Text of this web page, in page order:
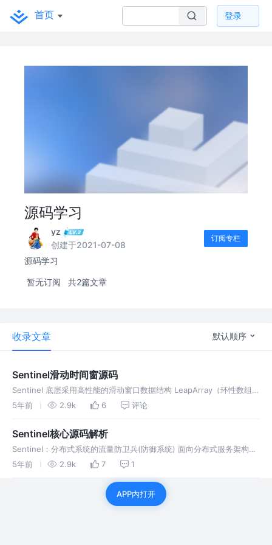
首页 登录
源码学习
yz
创建于2021-07-08
订阅专栏
源码学习
暂无订阅 共2篇文章
收录文章 默认顺序
Sentinel滑动时间窗源码
Sentinel 底层采用高性能的滑动窗口数据结构 LeapArray（环性数组）
来统计实时的秒级指标数据，可以很好地支撑写多于读的高并发场景。
5年前 2.9k 6 评论
Sentinel核心源码解析
Sentinel：分布式系统的流量防卫兵(防御系统) 面向分布式服务架构的
流量控制组件，主要以流量为切入点，从限流、流量整形、熔断降级、
5年前 2.9k 7 1
APP内打开